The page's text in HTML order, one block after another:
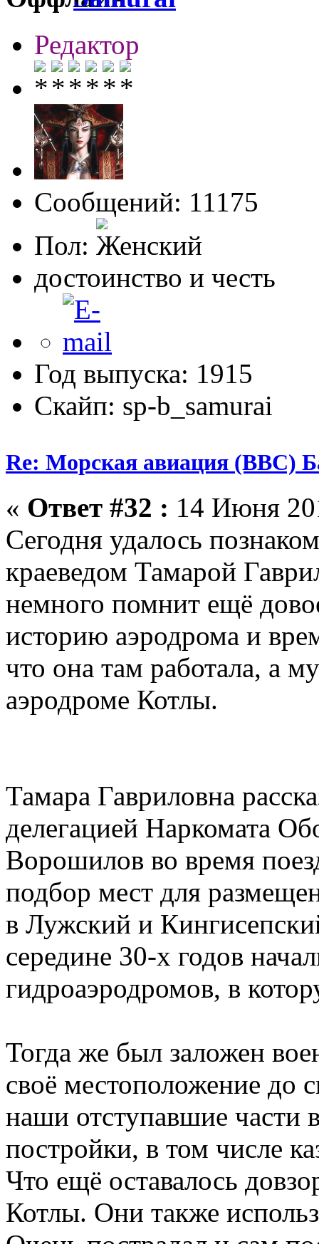
Редактор
Сообщений: 11175
Пол:
достоинство и честь
Год выпуска: 1915
Скайп: sp-b_samurai
Re: Морская авиация (ВВС)
« Ответ #32 : 14 Июня
Сегодня удалось
краеведом Тамарой
немного помнит ещё
историю аэродрома и
что она там работала, а
аэродроме Котлы.
Тамара Гавриловна
делегацией Наркомата
Ворошилов во время
подбор мест для
в Лужский и
середине 30-х годов
гидроаэродромов, в
Тогда же был заложен
своё местоположение до
наши отступавшие части
постройки, в том числе
Что ещё оставалось
Котлы. Они также